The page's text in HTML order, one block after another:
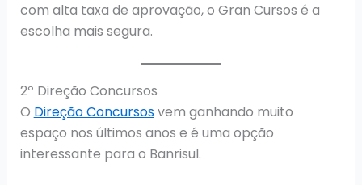
com alta taxa de aprovação, o Gran Cursos é a
escolha mais segura.
2º Direção Concursos
O Direção Concursosvem ganhando muito
espaço nos últimos anos e é uma opção
interessante para o Banrisul.